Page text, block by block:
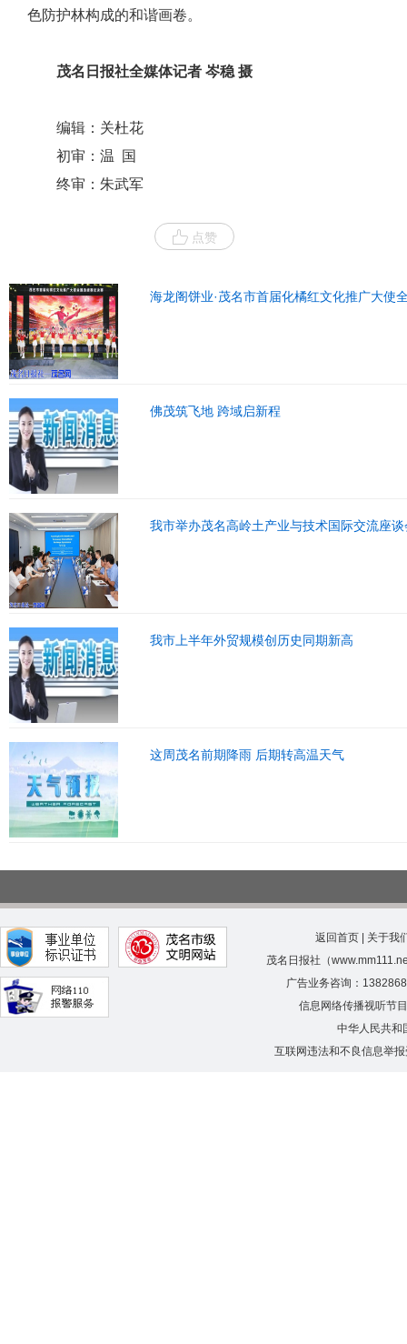
色防护林构成的和谐画卷。
茂名日报社全媒体记者 岑稳 摄
编辑：关杜花
初审：温 国
终审：朱武军
点赞
海龙阁饼业·茂名市首届化橘红文化推广大使
佛茂筑飞地 跨域启新程
我市举办茂名高岭土产业与技术国际交流座谈
我市上半年外贸规模创历史同期新高
这周茂名前期降雨 后期转高温天气
返回首页
关于我
茂名日报社（
广告业务咨询：
信息网络传播视听节
中华人民共和
互联网违法和不良信息举